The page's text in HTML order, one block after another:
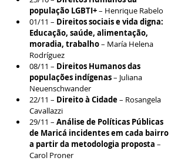
população LGBTI+ – Henrique Rabelo
01/11 – Direitos sociais e vida digna:
Educação, saúde, alimentação,
moradia, trabalho – María Helena
Rodríguez
08/11 – Direitos Humanos das
populações indígenas – Juliana
Neuenschwander
22/11 – Direito à Cidade – Rosangela
Cavallazzi
29/11 – Análise de Políticas Públicas
de Maricá incidentes em cada bairro
a partir da metodologia proposta –
Carol Proner